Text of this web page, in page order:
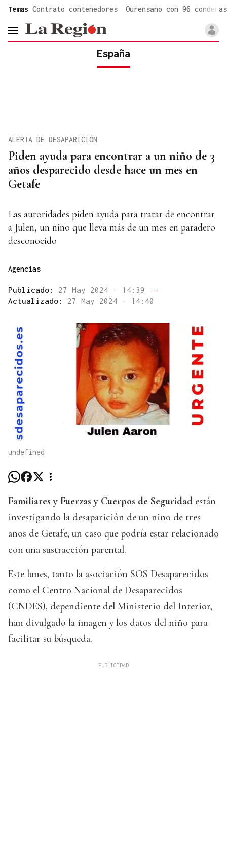
Temas Contrato contenedores Ourensano con 96 condenas
header.menu.open
España
Piden ayuda para encontrar a un niño de 3
años desparecido desde hace un mes en
Getafe
ALERTA DE DESAPARICIÓN
Las autoridades piden ayuda para tratar de encontrar
a Julen, un niño que lleva más de un mes en paradero
desconocido
Agencias
Publicado: 27 May 2024 - 14:39
—
Actualizado: 27 May 2024 - 14:40
undefined
Familiares y Fuerzas y Cuerpos de Seguridad están
investigando la desaparición de un niño de tres
años de Getafe, un caso que podría estar relacionado
con una sustracción parental.
Este lunes, tanto la asociación SOS Desaparecidos
como el Centro Nacional de Desaparecidos
(CNDES), dependiente del Ministerio del Interior,
han divulgado la imagen y los datos del niño para
facilitar su búsqueda.